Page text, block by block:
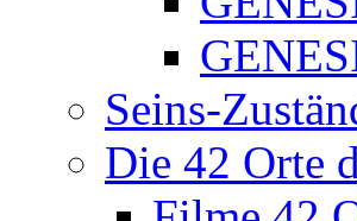
Seins-
Die 42 Orte